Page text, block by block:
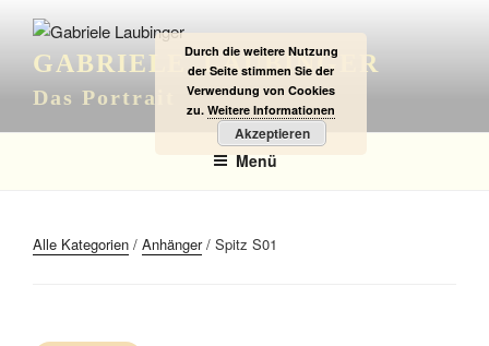
Inhalt
springenGABRIELE LAUBINGER
Das Portrait
Menü
Alle Kategorien / Anhänger/ Spitz S01
Durch die weitere Nutzung
der Seite stimmen Sie der
Verwendung von Cookies
zu. Weitere Informationen
Akzeptieren